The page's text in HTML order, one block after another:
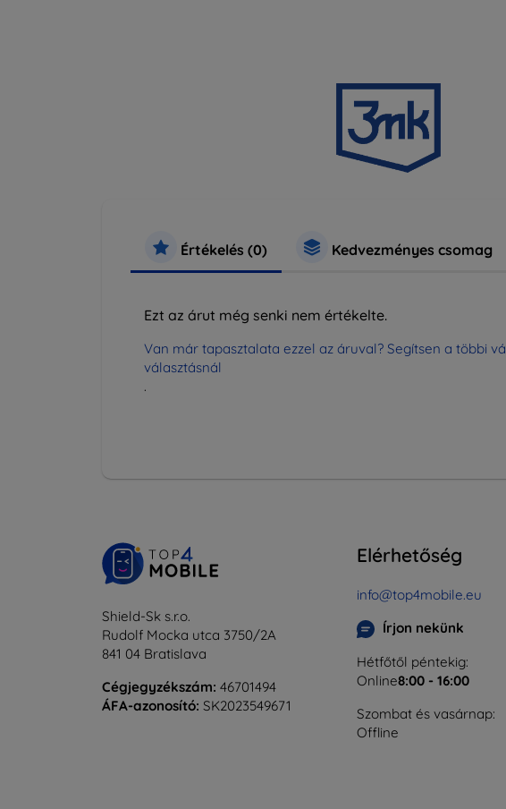
Értékelés (0) Kedvezményes csomag
Ezt az árut még senki nem értékelte.
Van már tapasztalata ezzel az áruval? Segítsen a többi
választásnál
.
Shield-Sk s.r.o.
Rudolf Mocka utca 3750/2A
841 04 Bratislava
Cégjegyzékszám: 46701494
ÁFA-azonosító: SK2023549671
Elérhetőség
info@top4mobile.eu
Írjon nekünk
Hétfőtől péntekig:
Online8:00 - 16:00
Szombat és vasárnap:
Offline